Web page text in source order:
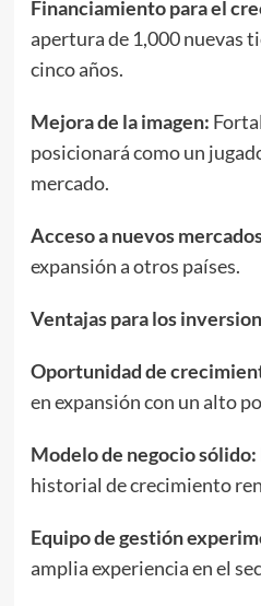
Financiamiento para el
apertura de 1,000 nuevas
cinco años.
Mejora de la imagen:
posicionará como un
mercado.
Acceso a nuevos
expansión a otros países.
Ventajas para los
Oportunidad de
en expansión con un alto
Modelo de negocio sólido:
historial de crecimiento
Equipo de gestión
amplia experiencia en el